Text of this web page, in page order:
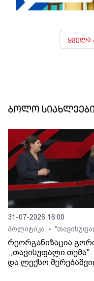
ყველა
ბოლო
31-07-2026 16:00
პოლიტიკა
•
რეორგანიზაცია
,,თავისუფალი თემა".
და ლექსო